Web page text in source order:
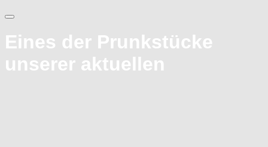
Eines der Prunkstücke
unserer aktuellen